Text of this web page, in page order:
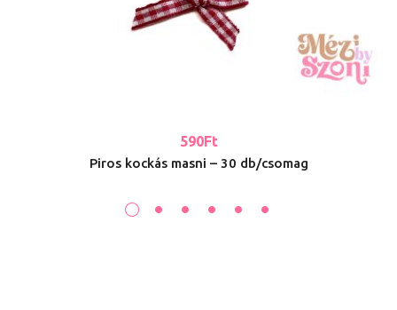
590Ft
Piros kockás masni – 30 db/csomag